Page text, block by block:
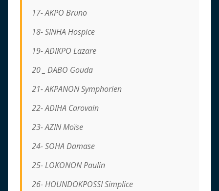
17- AKPO Bruno
18- SINHA Hospice
19- ADIKPO Lazare
20 _ DABO Gouda
21- AKPANON Symphorien
22- ADIHA Carovain
23- AZIN Moïse
24- SOHA Damase
25- LOKONON Paulin
26- HOUNDOKPOSSI Simplice